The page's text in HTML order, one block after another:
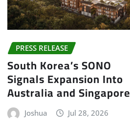
PRESS RELEASE
South Korea’s SONO
Signals Expansion Into
Australia and Singapore
Joshua Jul 28, 2026